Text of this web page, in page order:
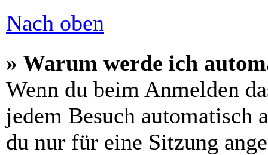
Nach oben
» Warum werde ich
Wenn du beim Anmelden
jedem Besuch automatisch
du nur für eine Sitzung